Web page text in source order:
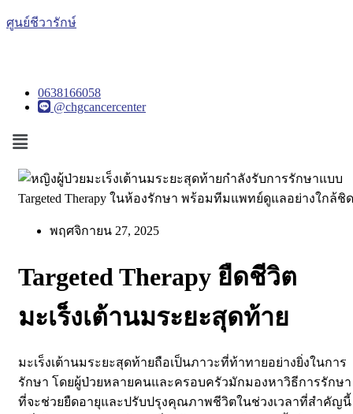
ศูนย์ชีวารักษ์
0638166058
@chgcancercenter
Menu
พฤศจิกายน 27, 2025
Targeted Therapy ยืดชีวิต
มะเร็งเต้านมระยะสุดท้าย
มะเร็งเต้านมระยะสุดท้ายถือเป็นภาวะที่ท้าทายอย่างยิ่งในการ
รักษา โดยผู้ป่วยหลายคนและครอบครัวมักมองหาวิธีการรักษา
ที่จะช่วยยืดอายุและปรับปรุงคุณภาพชีวิตในช่วงเวลาที่สำคัญนี้